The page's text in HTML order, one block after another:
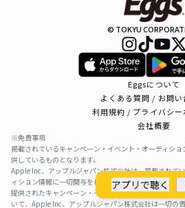
アプリで聴く
© TOKYU
Eggsについて
よくある質問 / お問い
利用規約 / プライバシー
会社概要
※免責事項
掲載されているキャンペーン・イベント・オーディシ
供しているものとなります。
Apple Inc、アップルジャパン株式会社は、掲載されて
ィション情報に一切関与をしておりません。
提供されたキャンペーン・イベント・オーディション
いて、Apple Inc、アップルジャパン株式会社は一切の